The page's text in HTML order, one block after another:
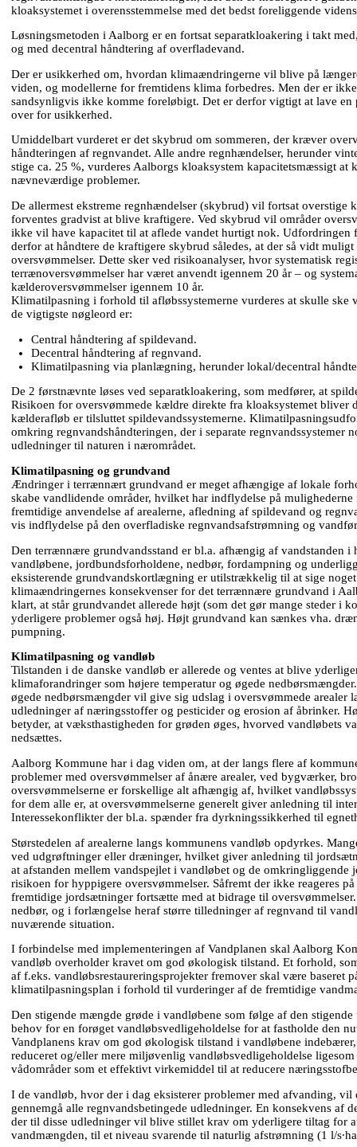
kloaksystemet i overensstemmelse med det bedst foreliggende
Løsningsmetoden i Aalborg er en fortsat separatkloakering i takt
og med decentral håndtering af overfladevand.
Der er usikkerhed om, hvordan klimaændringerne vil blive på
viden, og modellerne for fremtidens klima forbedres. Men der er
sandsynligvis ikke komme foreløbigt. Det er derfor vigtigt at lave
over for usikkerhed.
Umiddelbart vurderet er det skybrud om sommeren, der kræver
håndteringen af regnvandet. Alle andre regnhændelser, herunder
stige ca. 25 %, vurderes Aalborgs kloaksystem kapacitetsmæssigt at
nævneværdige problemer.
De allermest ekstreme regnhændelser (skybrud) vil fortsat overstige
forventes gradvist at blive kraftigere. Ved skybrud vil områder
ikke vil have kapacitet til at aflede vandet hurtigt nok. Udfordringen
derfor at håndtere de kraftigere skybrud således, at der så vidt
oversvømmelser. Dette sker ved risikoanalyser, hvor systematisk
terrænoversvømmelser har været anvendt igennem 20 år – og
kælderoversvømmelser igennem 10 år.
Klimatilpasning i forhold til afløbssystemerne vurderes at skulle ske
de vigtigste nøgleord er:
Central håndtering af spildevand.
Decentral håndtering af regnvand.
Klimatilpasning via planlægning, herunder lokal/decentral
De 2 førstnævnte løses ved separatkloakering, som medfører, at
Risikoen for oversvømmede kældre direkte fra kloaksystemet bliver
kælderafløb er tilsluttet spildevandssystemerne.
omkring regnvandshåndteringen, der i separate regnvandssystemer
udledninger til naturen i nærområdet.
Klimatilpasning og grundvand
Ændringer i terrænnært grundvand er meget afhængige af lokale
skabe vandlidende områder, hvilket har indflydelse på
fremtidige anvendelse af arealerne, afledning af spildevand og
vis indflydelse på den overfladiske regnvandsafstrømning og
Den terrænnære grundvandsstand er bl.a. afhængig af vandstanden i
vandløbene, jordbundsforholdene, nedbør, fordampning og
eksisterende grundvandskortlægning er utilstrækkelig til at sige
klimaændringernes konsekvenser for det terrænnære grundvand i
klart, at står grundvandet allerede højt (som det gør mange steder i
yderligere problemer også høj. Højt grundvand kan sænkes vha.
pumpning.
Klimatilpasning og vandløb
Tilstanden i de danske vandløb er allerede og ventes at blive
klimaforandringer som højere temperatur og øgede
øgede nedbørsmængder vil give sig udslag i oversvømmede arealer
udledninger af næringsstoffer og pesticider og erosion af åbrinker.
betyder, at væksthastigheden for grøden øges, hvorved vandløbets
nedsættes.
Aalborg Kommune har i dag viden om, at der langs flere af
problemer med oversvømmelser af ånære arealer, ved bygværker,
oversvømmelserne er forskellige alt afhængig af, hvilket
for dem alle er, at oversvømmelserne generelt giver anledning til
Interessekonflikter der bl.a. spænder fra dyrkningssikkerhed til
Størstedelen af arealerne langs kommunens vandløb opdyrkes.
ved udgrøftninger eller dræninger, hvilket giver anledning til
at afstanden mellem vandspejlet i vandløbet og de omkringliggende
risikoen for hyppigere oversvømmelser. Såfremt der ikke reageres
fremtidige jordsætninger fortsætte med at bidrage til
nedbør, og i forlængelse heraf større tilledninger af regnvand til
nuværende situation.
I forbindelse med implementeringen af Vandplanen skal Aalborg
vandløb overholder kravet om god økologisk tilstand. Et forhold,
af f.eks. vandløbsrestaureringsprojekter fremover skal være baseret
klimatilpasningsplan i forhold til vurderinger af de fremtidige
Den stigende mængde grøde i vandløbene som følge af den
behov for en forøget vandløbsvedligeholdelse for at fastholde den
Vandplanens krav om god økologisk tilstand i vandløbene
reduceret og/eller mere miljøvenlig vandløbsvedligeholdelse ligesom
vådområder som et effektivt virkemiddel til at reducere
I de vandløb, hvor der i dag eksisterer problemer med afvanding,
gennemgå alle regnvandsbetingede udledninger. En konsekvens af
der til disse udledninger vil blive stillet krav om yderligere tiltag for
vandmængden, til et niveau svarende til naturlig afstrømning (1 l/